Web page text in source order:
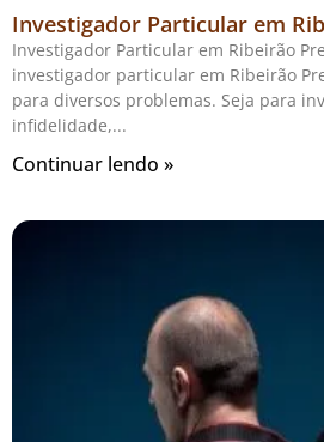
Investigador Particular em
Investigador Particular em Ribeirão
investigador particular em Ribeirão
para diversos problemas. Seja para
infidelidade,
Continuar lendo »